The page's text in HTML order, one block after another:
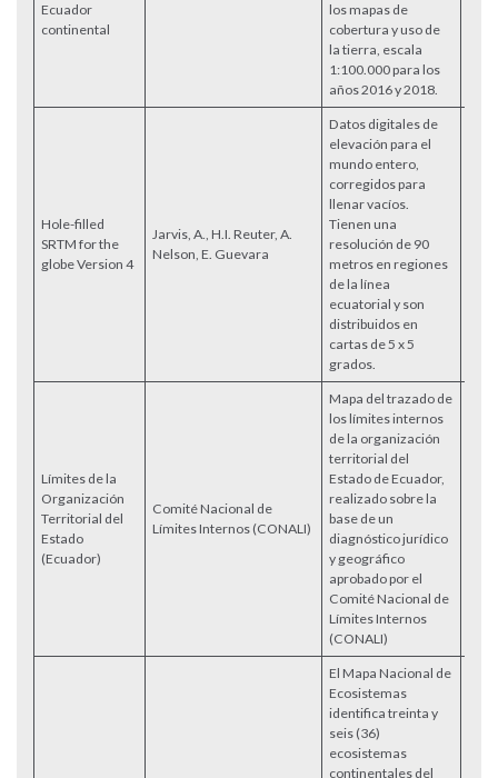
Ecuador
continental
los mapas de
cobertura y uso de
la tierra, escala
1:100.000 para los
años 2016 y 2018.
Hole-filled
SRTM for the
globe Version 4
Jarvis, A., H.I. Reuter, A.
Nelson, E. Guevara
Datos digitales de
elevación para el
mundo entero,
corregidos para
llenar vacíos.
Tienen una
resolución de 90
metros en regiones
de la línea
ecuatorial y son
distribuidos en
cartas de 5 x 5
grados.
Límites de la
Organización
Territorial del
Estado
(Ecuador)
Comité Nacional de
Límites Internos (CONALI)
Mapa del trazado de
los límites internos
de la organización
territorial del
Estado de Ecuador,
realizado sobre la
base de un
diagnóstico jurídico
y geográfico
aprobado por el
Comité Nacional de
Límites Internos
(CONALI)
El Mapa Nacional de
Ecosistemas
identifica treinta y
seis (36)
ecosistemas
continentales del